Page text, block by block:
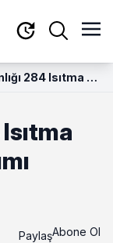
284 Isıtma ve
PaylaşAbone Ol